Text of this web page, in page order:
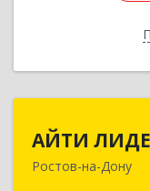
АЙТИ
Ростов-на-Дону
344065,